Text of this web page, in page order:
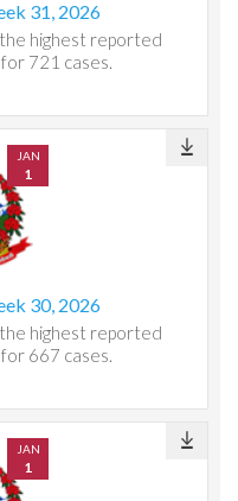
31, 2026
highest reported
721 cases.
JAN
1
30, 2026
highest reported
667 cases.
JAN
1